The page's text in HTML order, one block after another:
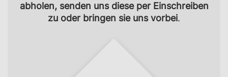
abholen, senden uns diese per Einschreiben
zu oder bringen sie uns vorbei.